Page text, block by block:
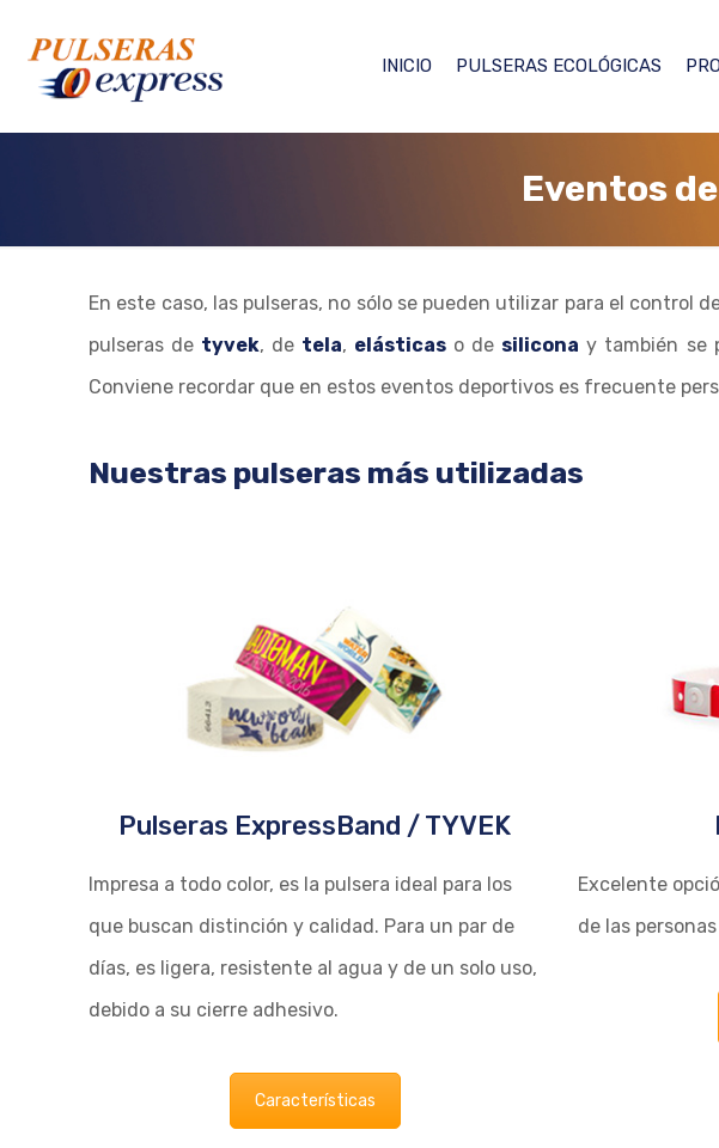
INICIO PULSERAS ECOLÓGICAS
Eventos
En este caso, las pulseras, no sólo se pueden utilizar para el control
pulseras de tyvek, de tela, elásticas o de silicona y también se
Conviene recordar que en estos eventos deportivos es frecuente
Nuestras pulseras más utilizadas
Pulseras ExpressBand / TYVEK
Impresa a todo color, es la pulsera ideal para los
que buscan distinción y calidad. Para un par de
días, es ligera, resistente al agua y de un solo uso,
debido a su cierre adhesivo.
Características
Excelente
de las